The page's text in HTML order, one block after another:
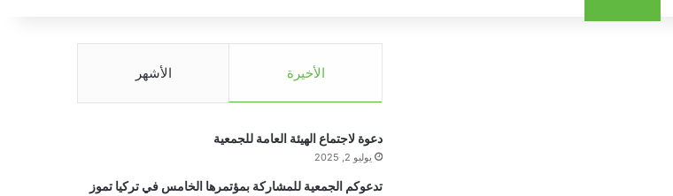
الأخيرة الأشهر
دعوة لاجتماع الهيئة العامة للجمعية
يوليو 2, 2025
تدعوكم الجمعية للمشاركة بمؤتمرها الخامس في تركيا تموز